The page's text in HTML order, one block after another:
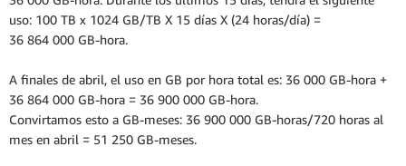
uso: 100 TB x 1024 GB/TB X 15 días X (24 horas/día) =
36 864 000 GB-hora.
A finales de abril, el uso en GB por hora total es: 36 000 GB-hora +
36 864 000 GB-hora = 36 900 000 GB-hora.
Convirtamos esto a GB-meses: 36 900 000 GB-horas/720 horas al
mes en abril = 51 250 GB-meses.